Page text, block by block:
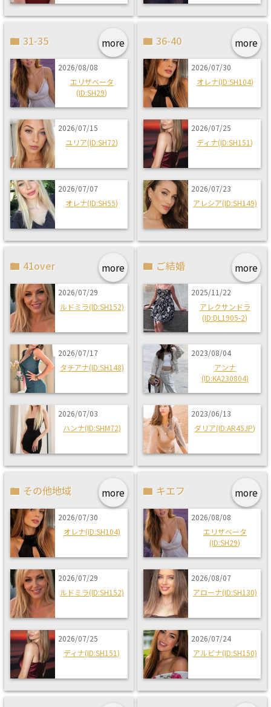
more
31-35
2026/08/08
エリザベータ
(ID:SH29)
2026/07/15
ユリア(ID:SH72)
2026/07/07
オレナ(ID:SH55)
more
36-40
2026/07/30
オレナ(ID:SH104)
2026/07/25
ディナ(ID:SH151)
2026/07/23
アレシア(ID:SH149)
more
41over
2026/07/29
ルドミラ(ID:SH152)
2026/07/17
タチアナ(ID:SH148)
2026/07/03
ハンナ(ID:SHM72)
more
ご結婚
2025/11/22
アレクサンドラ
(ID:DL1905-2)
2023/08/04
アンナ
(ID:KA230804)
2023/06/13
ダリア(ID:AR45JP)
more
その他地域
2026/07/30
オレナ(ID:SH104)
2026/07/29
ルドミラ(ID:SH152)
2026/07/25
ディナ(ID:SH151)
more
キエフ
2026/08/08
エリザベータ
(ID:SH29)
2026/08/07
アローナ(ID:SH130)
2026/07/24
アルビナ(ID:SH150)